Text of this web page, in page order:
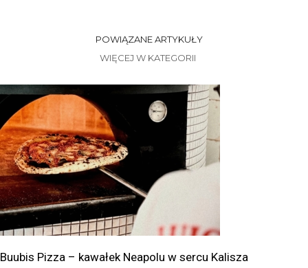
POWIĄZANE ARTYKUŁY
WIĘCEJ W KATEGORII
Buubis Pizza – kawałek Neapolu w sercu Kalisza